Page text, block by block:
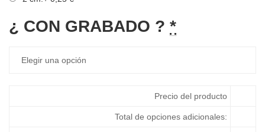
¿ CON GRABADO ? *
Precio del producto
Total de opciones adicionales: